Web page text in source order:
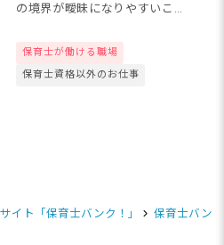
の境界が曖昧になりやすいこと
ら後悔したくない方、今回は、
保育園事務の仕事内容や業務が
保育士が働ける職場
保育士資格以外のお仕事
イト「保育士バンク！」 保育士バン